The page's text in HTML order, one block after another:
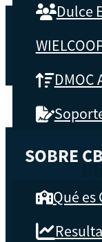
Dulce
DMOC
SOBRE
Qué es